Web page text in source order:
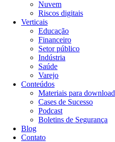
Nuvem
Riscos digitais
Verticais
Educação
Financeiro
Setor público
Indústria
Saúde
Varejo
Conteúdos
Materiais para download
Cases de Sucesso
Podcast
Boletins de Segurança
Blog
Contato